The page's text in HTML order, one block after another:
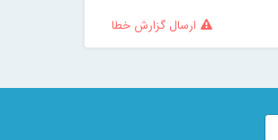
ارسال گزارش خطا